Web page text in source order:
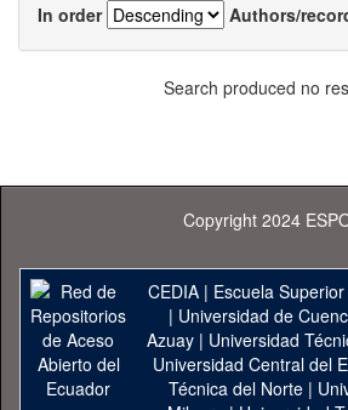
In order
Authors/
Search produced no
Copyright 2024
CEDIA| Escuela
| Universidad de
Azuay| Universidad
Universidad Central del
Técnica del Norte |